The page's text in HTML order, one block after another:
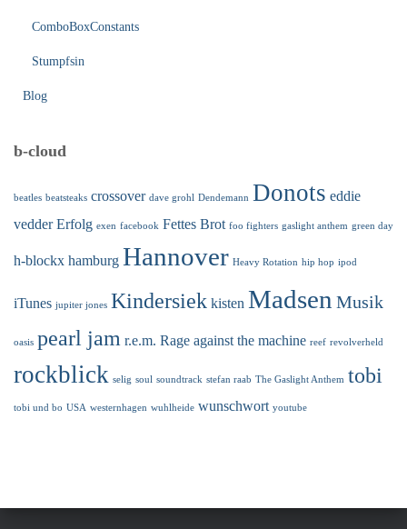
ComboBoxConstants
Stumpfsin
Blog
b-cloud
beatles beatsteaks crossover dave grohl Dendemann Donots eddie
vedder Erfolg exen facebook Fettes Brot foo fighters gaslight anthem green day
h-blockx hamburg Hannover Heavy Rotation hip hop ipod
iTunes jupiter jones Kindersiek kisten Madsen Musik
oasis pearl jam r.e.m. Rage against the machine reef revolverheld
rockblick selig soul soundtrack stefan raab The Gaslight Anthem tobi
tobi und bo USA westernhagen wuhlheide wunschwort youtube